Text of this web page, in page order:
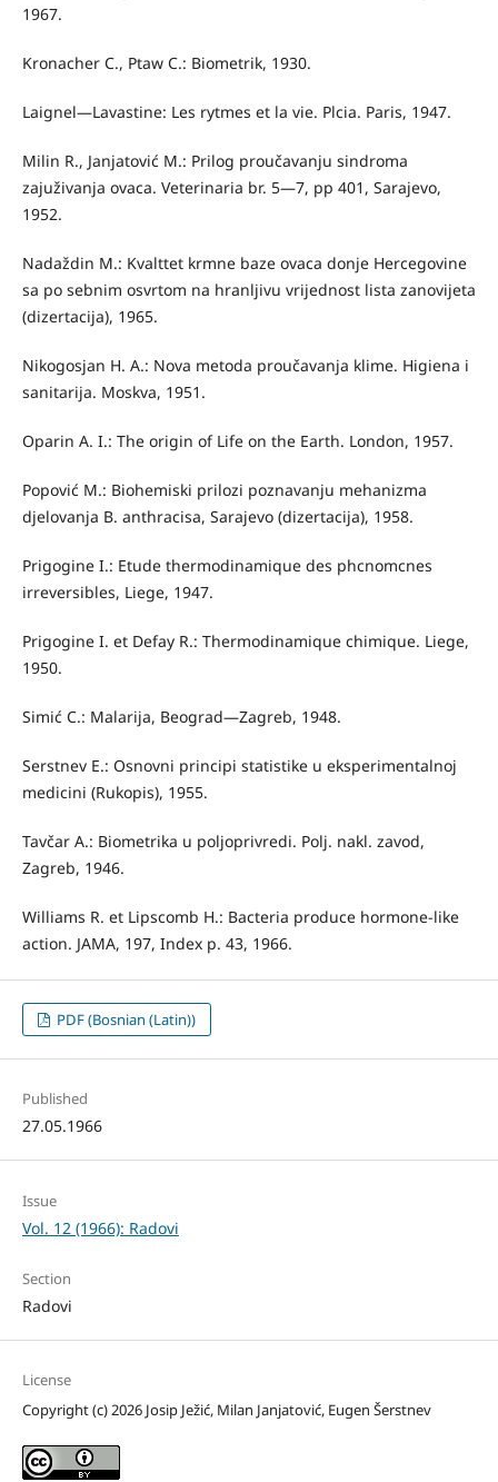
1967.
Kronacher C., Ptaw C.: Biometrik, 1930.
Laignel—Lavastine: Les rytmes et la vie. Plcia. Paris, 1947.
Milin R., Janjatović M.: Prilog proučavanju sindroma
zajuživanja ovaca. Veterinaria br. 5—7, pp 401, Sarajevo,
1952.
Nadaždin M.: Kvalttet krmne baze ovaca donje Hercegovine
sa po­ sebnim osvrtom na hranljivu vrijednost lista zanovijeta
(dizertacija), 1965.
Nikogosjan H. A.: Nova metoda proučavanja klime. Higiena i
sanitarija. Moskva, 1951.
Oparin A. I.: The origin of Life on the Earth. London, 1957.
Popović M.: Biohemiski prilozi poznavanju mehanizma
djelovanja B. anthracisa, Sarajevo (dizertacija), 1958.
Prigogine I.: Etude thermodinamique des phcnomcnes
irreversibles, Liege, 1947.
Prigogine I. et Defay R.: Thermodinamique chimique. Liege,
1950.
Simić C.: Malarija, Beograd—Zagreb, 1948.
Serstnev E.: Osnovni principi statistike u eksperimentalnoj
medicini (Rukopis), 1955.
Tavčar A.: Biometrika u poljoprivredi. Polj. nakl. zavod,
Zagreb, 1946.
Williams R. et Lipscomb H.: Bacteria produce hormone-like
action. JAMA, 197, Index p. 43, 1966.
PDF (Bosnian (Latin))
Published
27.05.1966
Issue
Vol. 12 (1966): Radovi
Section
Radovi
License
Copyright (c) 2026 Josip Ježić, Milan Janjatović, Eugen Šerstnev